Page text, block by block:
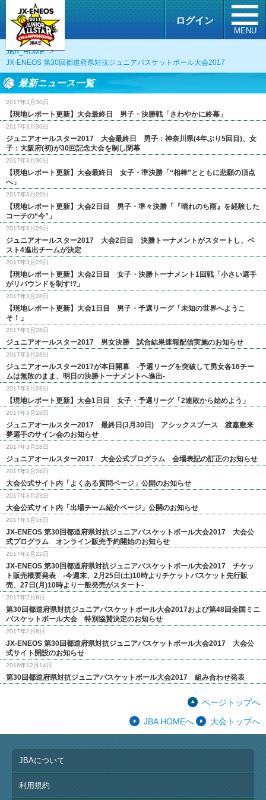
ログイン
MENU
JBA_HOME
>
JX-ENEOS 第30回都道府県対抗ジュニアバスケットボール大会2017
最新ニュース一覧
2017年3月30日
【現地レポート更新】大会最終日 男子・決勝戦「さわやかに終幕」
2017年3月30日
ジュニアオールスター2017 大会最終日 男子：神奈川県(4年ぶり5回目)、女
子：大阪府(初)が30回記念大会を制し閉幕
2017年3月30日
【現地レポート更新】大会最終日 女子・準決勝「“相棒”とともに悲願の頂点
へ」
2017年3月29日
【現地レポート更新】大会2日目 男子・準々決勝「『晴れのち雨』を経験した
コーチの“今”」
2017年3月29日
ジュニアオールスター2017 大会2日目 決勝トーナメントがスタートし、ベ
スト4進出チームが決定
2017年3月29日
【現地レポート更新】大会2日目 女子・決勝トーナメント1回戦「小さい選手
がリバウンドを制す!?」
2017年3月28日
【現地レポート更新】大会1日目 男子・予選リーグ「未知の世界へようこ
そ！」
2017年3月28日
ジュニアオールスター2017 男女決勝 試合結果速報配信実施のお知らせ
2017年3月28日
ジュニアオールスター2017が本日開幕 -予選リーグを突破して男女各16チー
ムは無敗のまま、明日の決勝トーナメントへ進出-
2017年3月28日
【現地レポート更新】大会1日目 女子・予選リーグ「2連敗から始めよう」
2017年3月28日
ジュニアオールスター2017 最終日(3月30日) アシックスブース 渡嘉敷来
夢選手のサイン会のお知らせ
2017年3月28日
ジュニアオールスター2017 大会公式プログラム 会場表記の訂正のお知らせ
2017年3月24日
大会公式サイト内「よくある質問ページ」公開のお知らせ
2017年3月23日
大会公式サイト内「出場チーム紹介ページ」公開のお知らせ
2017年3月16日
JX-ENEOS 第30回都道府県対抗ジュニアバスケットボール大会2017 大会公
式プログラム オンライン販売予約開始のお知らせ
2017年2月22日
JX-ENEOS 第30回都道府県対抗ジュニアバスケットボール大会2017 チケッ
ト販売概要発表 -今週末、2月25日(土)10時よりチケットバスケット先行販
売、27日(月)10時より一般発売がスタート-
2017年2月8日
第30回都道府県対抗ジュニアバスケットボール大会2017および第48回全国ミニ
バスケットボール大会 特別協賛決定のお知らせ
2017年2月8日
JX-ENEOS 第30回都道府県対抗ジュニアバスケットボール大会2017 大会公
式サイト開設のお知らせ
2016年12月14日
第30回都道府県対抗ジュニアバスケットボール大会2017 組み合わせ発表
ページトップへ
JBA HOMEへ
大会トップへ
JBAについて
利用規約